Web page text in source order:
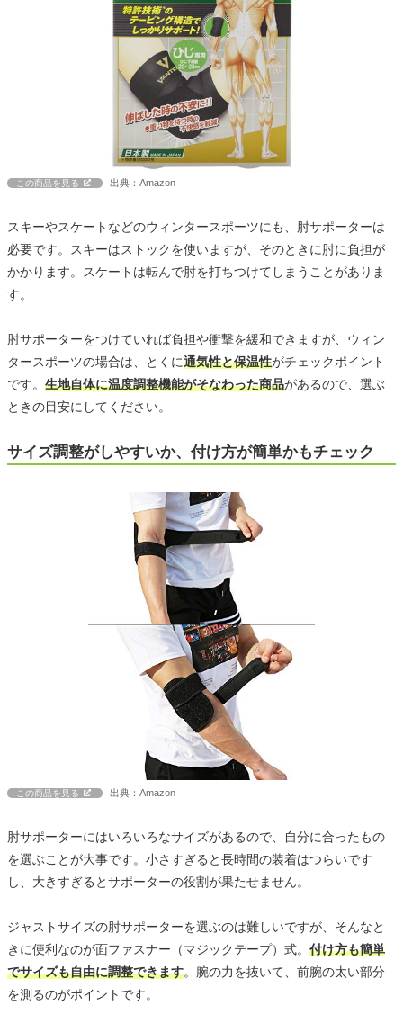
この商品を見る 出典：Amazon
スキーやスケートなどのウィンタースポーツにも、肘サポーターは
必要です。スキーはストックを使いますが、そのときに肘に負担が
かかります。スケートは転んで肘を打ちつけてしまうことがありま
す。
肘サポーターをつけていれば負担や衝撃を緩和できますが、ウィン
タースポーツの場合は、とくに通気性と保温性がチェックポイント
です。 生地自体に温度調整機能がそなわった商品があるので、選ぶ
ときの目安にしてください。
サイズ調整がしやすいか、付け方が簡単かもチェック
この商品を見る 出典：Amazon
肘サポーターにはいろいろなサイズがあるので、自分に合ったもの
を選ぶことが大事です。小さすぎると長時間の装着はつらいです
し、大きすぎるとサポーターの役割が果たせません。
ジャストサイズの肘サポーターを選ぶのは難しいですが、そんなと
きに便利なのが面ファスナー（マジックテープ）式。 付け方も簡単
でサイズも自由に調整できます。腕の力を抜いて、前腕の太い部分
を測るのがポイントです。